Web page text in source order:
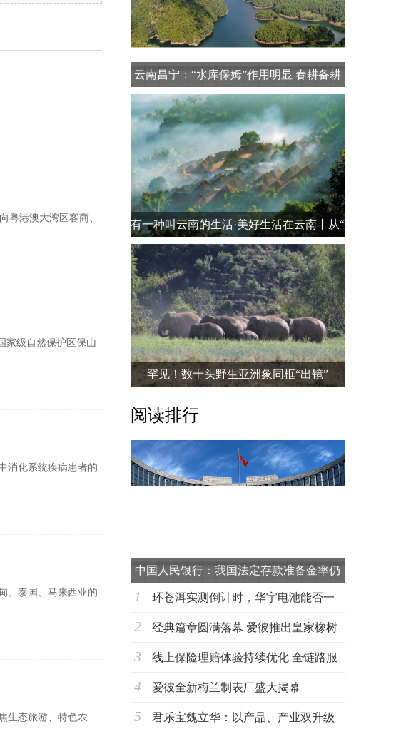
港澳大湾区客商、
家级自然保护区保山
消化系统疾病患者的
、泰国、马来西亚的
生态旅游、特色农
云南昌宁：“水库保姆”作用明显 春耕备耕
有
有一种叫云南的生活·美好生活在云南丨从“
罕见！数十头野生亚洲象同框“出镜”
阅读排行
中国人民银行：我国法定存款准备金率仍
有下
1 环苍洱实测倒计时，华宇电池能否一
战到底？
2 经典篇章圆满落幕 爱彼推出皇家橡树
超薄万年
3 线上保险理赔体验持续优化 全链路服
务能力成
4 爱彼全新梅兰制表厂盛大揭幕
5 君乐宝魏立华：以产品、产业双升级